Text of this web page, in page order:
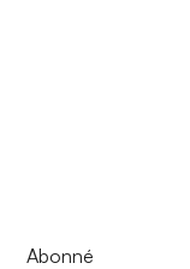
Abonné